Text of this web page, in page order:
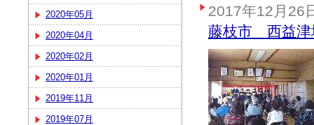
2020年05月
2020年04月
2020年02月
2020年01月
2019年11月
2019年07月
2017年12月26
藤枝市 西益津